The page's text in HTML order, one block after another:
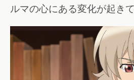
ルマの心にある変化が起き